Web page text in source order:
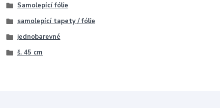
Samolepící fólie
samolepící tapety / fólie
jednobarevné
š. 45 cm